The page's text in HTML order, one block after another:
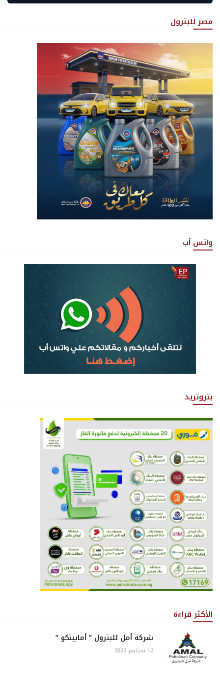
مصر للبترول
واتس أب
بتروتريد
الأكثر قراءة
شركة أمل للبترول ” أمابيتكو “
12 سبتمبر 2022